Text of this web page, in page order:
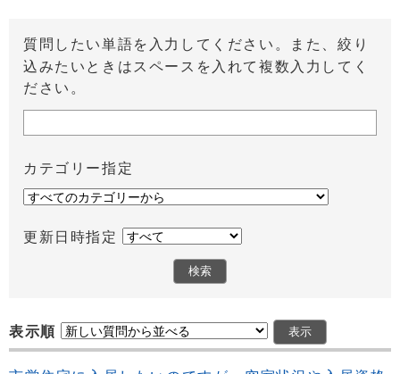
質問したい単語を入力してください。また、絞り
込みたいときはスペースを入れて複数入力してく
ださい。
カテゴリー指定
更新日時指定
表示順